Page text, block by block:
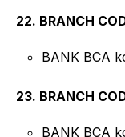
22. BRANCH
BANK BCA
23. BRANCH
BANK BCA